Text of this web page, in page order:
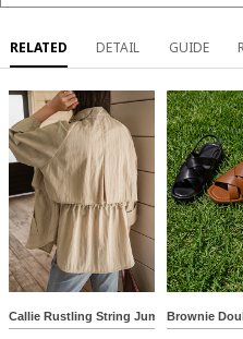
RELATED DETAIL GUIDE
Callie Rustling String Jumper Jacket
Brownie